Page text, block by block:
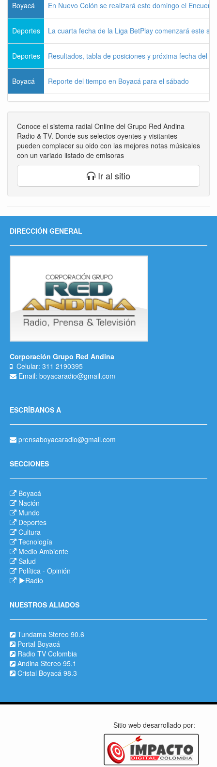
Boyacá En Nuevo Colón se realizará este domingo el
Deportes La cuarta fecha de la Liga BetPlay comenzará este
Deportes Resultados, tabla de posiciones y próxima fecha del
Boyacá Reporte del tiempo en Boyacá para el sábado
Conoce el sistema radial Online del Grupo Red Andina
Radio & TV. Donde sus selectos oyentes y visitantes
pueden complacer su oido con las mejores notas músicales
con un variado listado de emisoras
Ir al sitio
DIRECCIÓN GENERAL
Corporación Grupo Red Andina
Celular: 311 2190395
Email: boyacaradio@gmail.com
ESCRÍBANOS A
prensaboyacaradio@gmail.com
SECCIONES
Boyacá
Nación
Mundo
Deportes
Cultura
Tecnología
Medio Ambiente
Salud
Política - Opinión
Radio
NUESTROS ALIADOS
Tundama Stereo 90.6
Portal Boyacá
Radio TV Colombia
Andina Stereo 95.1
Cristal Boyacá 98.3
Sitio web desarrollado por: